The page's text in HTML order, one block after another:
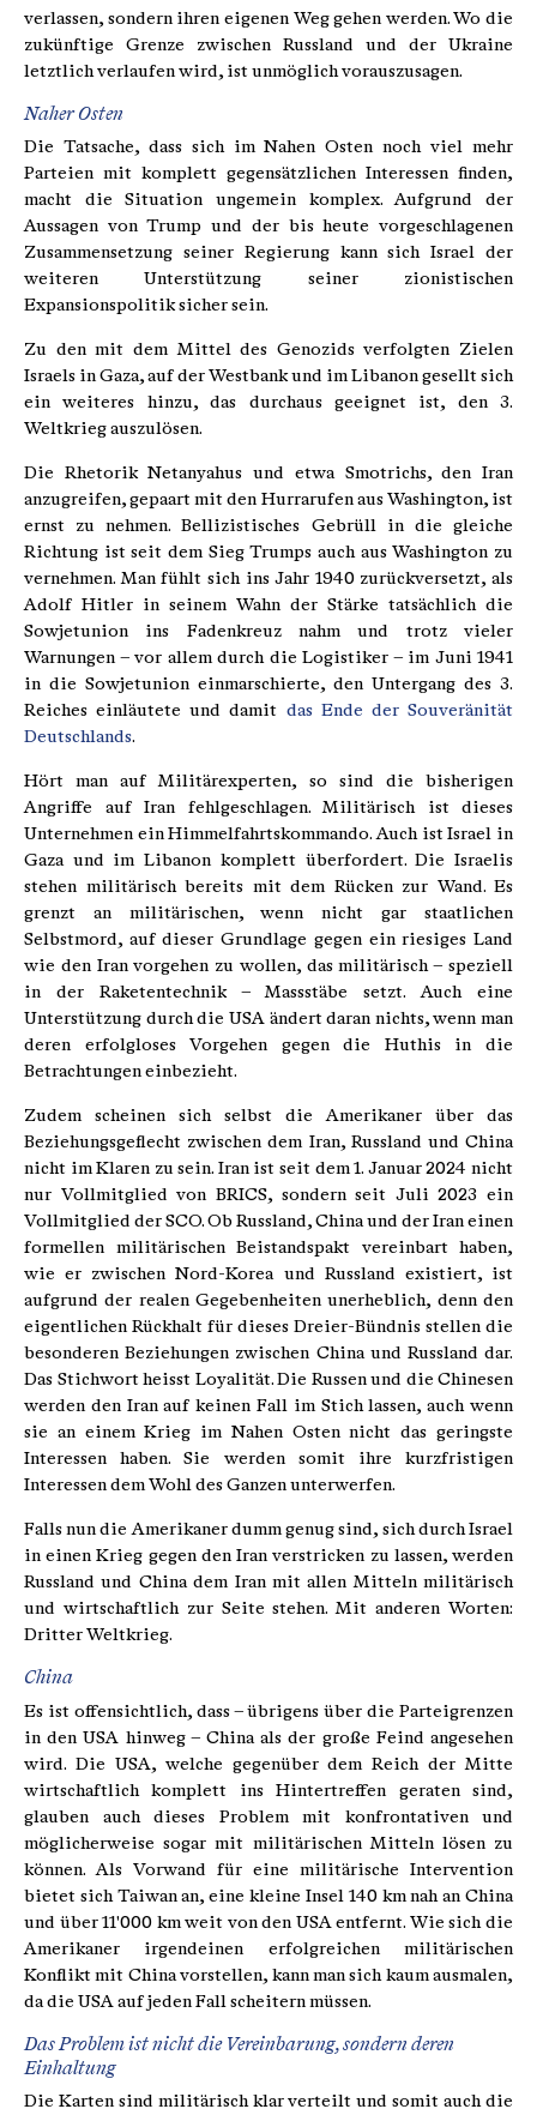
verlassen, sondern ihren eigenen Weg gehen werden. Wo die
zukünftige Grenze zwischen Russland und der Ukraine
letztlich verlaufen wird, ist unmöglich vorauszusagen.
Naher Osten
Die Tatsache, dass sich im Nahen Osten noch viel mehr
Parteien mit komplett gegensätzlichen Interessen finden,
macht die Situation ungemein komplex. Aufgrund der
Aussagen von Trump und der bis heute vorgeschlagenen
Zusammensetzung seiner Regierung kann sich Israel der
weiteren Unterstützung seiner zionistischen
Expansionspolitik sicher sein.
Zu den mit dem Mittel des Genozids verfolgten Zielen
Israels in Gaza, auf der Westbank und im Libanon gesellt sich
ein weiteres hinzu, das durchaus geeignet ist, den 3.
Weltkrieg auszulösen.
Die Rhetorik Netanyahus und etwa Smotrichs, den Iran
anzugreifen, gepaart mit den Hurrarufen aus Washington, ist
ernst zu nehmen. Bellizistisches Gebrüll in die gleiche
Richtung ist seit dem Sieg Trumps auch aus Washington zu
vernehmen. Man fühlt sich ins Jahr 1940 zurückversetzt, als
Adolf Hitler in seinem Wahn der Stärke tatsächlich die
Sowjetunion ins Fadenkreuz nahm und trotz vieler
Warnungen – vor allem durch die Logistiker – im Juni 1941
in die Sowjetunion einmarschierte, den Untergang des 3.
Reiches einläutete und damit das Ende der Souveränität
Deutschlands.
Hört man auf Militärexperten, so sind die bisherigen
Angriffe auf Iran fehlgeschlagen. Militärisch ist dieses
Unternehmen ein Himmelfahrtskommando. Auch ist Israel in
Gaza und im Libanon komplett überfordert. Die Israelis
stehen militärisch bereits mit dem Rücken zur Wand. Es
grenzt an militärischen, wenn nicht gar staatlichen
Selbstmord, auf dieser Grundlage gegen ein riesiges Land
wie den Iran vorgehen zu wollen, das militärisch – speziell
in der Raketentechnik – Massstäbe setzt. Auch eine
Unterstützung durch die USA ändert daran nichts, wenn man
deren erfolgloses Vorgehen gegen die Huthis in die
Betrachtungen einbezieht.
Zudem scheinen sich selbst die Amerikaner über das
Beziehungsgeflecht zwischen dem Iran, Russland und China
nicht im Klaren zu sein. Iran ist seit dem 1. Januar 2024 nicht
nur Vollmitglied von BRICS, sondern seit Juli 2023 ein
Vollmitglied der SCO. Ob Russland, China und der Iran einen
formellen militärischen Beistandspakt vereinbart haben,
wie er zwischen Nord-Korea und Russland existiert, ist
aufgrund der realen Gegebenheiten unerheblich, denn den
eigentlichen Rückhalt für dieses Dreier-Bündnis stellen die
besonderen Beziehungen zwischen China und Russland dar.
Das Stichwort heisst Loyalität. Die Russen und die Chinesen
werden den Iran auf keinen Fall im Stich lassen, auch wenn
sie an einem Krieg im Nahen Osten nicht das geringste
Interessen haben. Sie werden somit ihre kurzfristigen
Interessen dem Wohl des Ganzen unterwerfen.
Falls nun die Amerikaner dumm genug sind, sich durch Israel
in einen Krieg gegen den Iran verstricken zu lassen, werden
Russland und China dem Iran mit allen Mitteln militärisch
und wirtschaftlich zur Seite stehen. Mit anderen Worten:
Dritter Weltkrieg.
China
Es ist offensichtlich, dass – übrigens über die Parteigrenzen
in den USA hinweg – China als der große Feind angesehen
wird. Die USA, welche gegenüber dem Reich der Mitte
wirtschaftlich komplett ins Hintertreffen geraten sind,
glauben auch dieses Problem mit konfrontativen und
möglicherweise sogar mit militärischen Mitteln lösen zu
können. Als Vorwand für eine militärische Intervention
bietet sich Taiwan an, eine kleine Insel 140 km nah an China
und über 11'000 km weit von den USA entfernt. Wie sich die
Amerikaner irgendeinen erfolgreichen militärischen
Konflikt mit China vorstellen, kann man sich kaum ausmalen,
da die USA auf jeden Fall scheitern müssen.
Das Problem ist nicht die Vereinbarung, sondern deren
Einhaltung
Die Karten sind militärisch klar verteilt und somit auch die